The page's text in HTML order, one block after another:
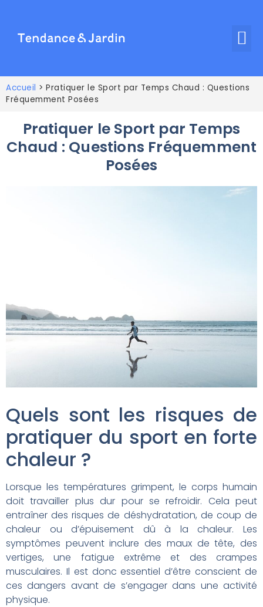
Accueil > Pratiquer le Sport par Temps Chaud : Questions
Fréquemment Posées
Pratiquer le Sport par Temps
Chaud : Questions Fréquemment
Posées
Quels sont les risques de
pratiquer du sport en forte
chaleur ?
Lorsque les températures grimpent, le corps humain
doit travailler plus dur pour se refroidir. Cela peut
entraîner des risques de déshydratation, de coup de
chaleur ou d’épuisement dû à la chaleur. Les
symptômes peuvent inclure des maux de tête, des
vertiges, une fatigue extrême et des crampes
musculaires. Il est donc essentiel d’être conscient de
ces dangers avant de s’engager dans une activité
physique.